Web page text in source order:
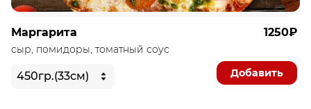
Маргарита 1250₽
сыр, помидоры, томатный соус
Добавить